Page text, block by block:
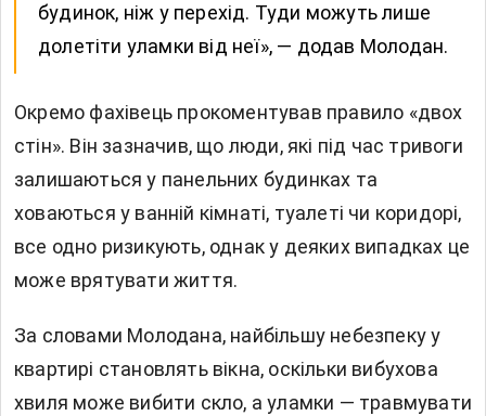
будинок, ніж у перехід. Туди можуть лише
долетіти уламки від неї», — додав Молодан.
Окремо фахівець прокоментував правило «двох
стін». Він зазначив, що люди, які під час тривоги
залишаються у панельних будинках та
ховаються у ванній кімнаті, туалеті чи коридорі,
все одно ризикують, однак у деяких випадках це
може врятувати життя.
За словами Молодана, найбільшу небезпеку у
квартирі становлять вікна, оскільки вибухова
хвиля може вибити скло, а уламки — травмувати